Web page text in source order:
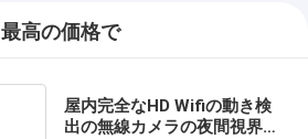
最高の価格で
屋内完全なHD Wifiの動き検
出の無線カメラの夜間視界